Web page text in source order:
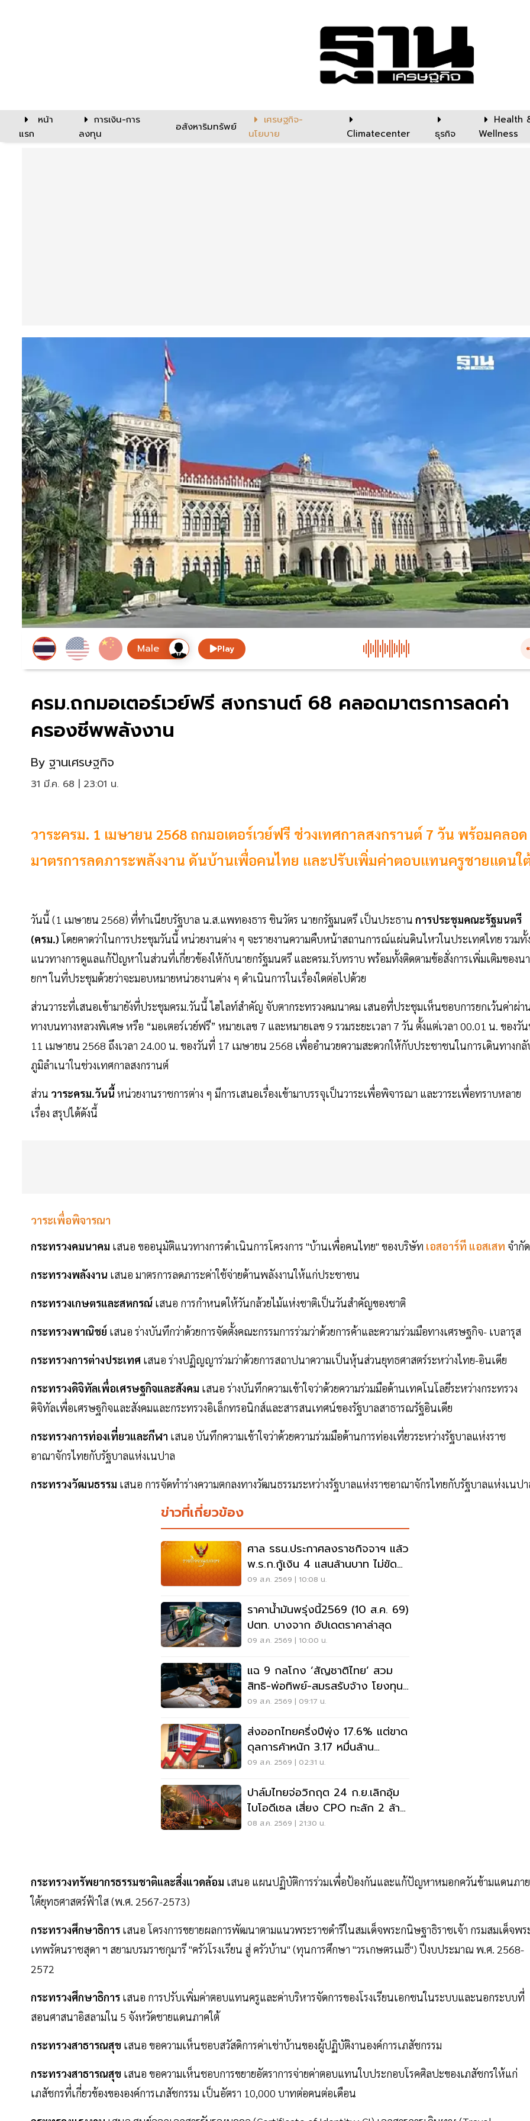
หน้า
แรก
การเงิน-การ
ลงทุน
อสังหาริมทรัพย์
เศรษฐกิจ-
นโยบาย
Climatecenter ธุรกิจ
Health
Wellness
Play
ครม.ถกมอเตอร์เวย์ฟรี สงกรานต์ 68 คลอดมาตรการลดค่า
ครองชีพพลังงาน
By ฐานเศรษฐกิจ
31 มี.ค. 68 | 23:01 น.
วาระครม. 1 เมษายน 2568 ถกมอเตอร์เวย์ฟรี ช่วงเทศกาลสงกรานต์ 7 วัน พร้อมคลอด
มาตรการลดภาระพลังงาน ดันบ้านเพื่อคนไทย และปรับเพิ่มค่าตอบแทนครูชายแดนใ
วันนี้ (1 เมษายน 2568) ที่ทำเนียบรัฐบาล น.ส.แพทองธาร ชินวัตร นายกรัฐมนตรี เป็นประธาน การประชุมคณะรัฐมนตรี
(ครม.)โดยคาดว่าในการประชุมวันนี้ หน่วยงานต่าง ๆ จะรายงานความคืบหน้าสถานการณ์แผ่นดินไหวในประเทศไทย รวมทั้
แนวทางการดูแลแก้ปัญหาในส่วนที่เกี่ยวข้องให้กับนายกรัฐมนตรี และครม.รับทราบ พร้อมทั้งติดตามข้อสั่งการเพิ่มเติมของนา
ยกฯ ในที่ประชุมด้วยว่าจะมอบหมายหน่วยงานต่าง ๆ ดำเนินการในเรื่องใดต่อไปด้วย
ส่วนวาระที่เสนอเข้ามายังที่ประชุมครม.วันนี้ ไฮไลท์สำคัญ จับตากระทรวงคมนาคม เสนอที่ประชุมเห็นชอบการยกเว้นค่าผ่า
ทางบนทางหลวงพิเศษ หรือ “มอเตอร์เวย์ฟรี” หมายเลข 7 และหมายเลข 9 รวมระยะเวลา 7 วัน ตั้งแต่เวลา 00.01 น. ของวั
11 เมษายน 2568 ถึงเวลา 24.00 น. ของวันที่ 17 เมษายน 2568 เพื่ออำนวยความสะดวกให้กับประชาชนในการเดินทางก
ภูมิลำเนาในช่วงเทศกาลสงกรานต์
ส่วน วาระครม.วันนี้ หน่วยงานราชการต่าง ๆ มีการเสนอเรื่องเข้ามาบรรจุเป็นวาระเพื่อพิจารณา และวาระเพื่อทราบหลาย
เรื่อง สรุปได้ดังนี้
วาระเพื่อพิจารณา
กระทรวงคมนาคม เสนอ ขออนุมัติแนวทางการดำเนินการโครงการ "บ้านเพื่อคนไทย" ของบริษัท เอสอาร์ที แอสเสท จำกัด
กระทรวงพลังงาน เสนอ มาตรการลดภาระค่าใช้จ่ายด้านพลังงานให้แก่ประชาชน
กระทรวงเกษตรและสหกรณ์ เสนอ การกำหนดให้วันกล้วยไม้แห่งชาติเป็นวันสำคัญของชาติ
กระทรวงพาณิชย์ เสนอ ร่างบันทึกว่าด้วยการจัดตั้งคณะกรรมการร่วมว่าด้วยการค้าและความร่วมมือทางเศรษฐกิจ- เบลารุส
กระทรวงการต่างประเทศ เสนอ ร่างปฏิญญาร่วมว่าด้วยการสถาปนาความเป็นหุ้นส่วนยุทธศาสตร์ระหว่างไทย-อินเดีย
กระทรวงดิจิทัลเพื่อเศรษฐกิจและสังคม เสนอ ร่างบันทึกความเข้าใจว่าด้วยความร่วมมือด้านเทคโนโลยีระหว่างกระทรวง
ดิจิทัลเพื่อเศรษฐกิจและสังคมและกระทรวงอิเล็กทรอนิกส์และสารสนเทศน์ของรัฐบาลสาธารณรัฐอินเดีย
กระทรวงการท่องเที่ยวและกีฬา เสนอ บันทึกความเข้าใจว่าด้วยความร่วมมือด้านการท่องเที่ยวระหว่างรัฐบาลแห่งราช
อาณาจักรไทยกับรัฐบาลแห่งเนปาล
กระทรวงวัฒนธรรม เสนอ การจัดทำร่างความตกลงทางวัฒนธรรมระหว่างรัฐบาลแห่งราชอาณาจักรไทยกับรัฐบาลแห่งเนป
ข่าวที่เกี่ยวข้อง
ศาล รธน.ประกาศลงราชกิจจาฯ แล้ว
พ.ร.ก.กู้เงิน 4 แสนล้านบาท ไม่ขัด
รัฐธรรมนูญ
09 ส.ค. 2569 | 10:08 น.
ราคาน้ำมันพรุ่งนี้2569 (10 ส.ค. 69)
ปตท. บางจาก อัปเดตราคาล่าสุด
09 ส.ค. 2569 | 10:00 น.
แฉ 9 กลโกง ‘สัญชาติไทย’ สวม
สิทธิ-พ่อทิพย์-สมรสรับจ้าง โยงทุน
สีเทา
09 ส.ค. 2569 | 09:17 น.
ส่งออกไทยครึ่งปีพุ่ง 17.6% แต่ขาด
ดุลการค้าหนัก 3.17 หมื่นล้าน
ดอลลาร์
09 ส.ค. 2569 | 02:31 น.
ปาล์มไทยจ่อวิกฤต 24 ก.ย.เลิกอุ้ม
ไบโอดีเซล เสี่ยง CPO ทะลัก 2 ล้าน
ตัน
08 ส.ค. 2569 | 21:30 น.
กระทรวงทรัพยากรธรรมชาติและสิ่งแวดล้อม เสนอ แผนปฏิบัติการร่วมเพื่อป้องกันและแก้ปัญหาหมอกควันข้ามแดนภาย
ใต้ยุทธศาสตร์ฟ้าใส (พ.ศ. 2567-2573)
กระทรวงศึกษาธิการ เสนอ โครงการขยายผลการพัฒนาตามแนวพระราชดำริในสมเด็จพระกนิษฐาธิราชเจ้า กรมสมเด็จพร
เทพรัตนราชสุดา ฯ สยามบรมราชกุมารี "ครัวโรงเรียน สู่ ครัวบ้าน" (ทุนการศึกษา "วรเกษตรเมธี") ปีงบประมาณ พ.ศ. 2568-
2572
กระทรวงศึกษาธิการ เสนอ การปรับเพิ่มค่าตอบแทนครูและค่าบริหารจัดการของโรงเรียนเอกชนในระบบและนอกระบบที่
สอนศาสนาอิสลามใน 5 จังหวัดชายแดนภาคใต้
กระทรวงสาธารณสุข เสนอ ขอความเห็นชอบสวัสดิการค่าเช่าบ้านของผู้ปฏิบัติงานองค์การเภสัชกรรม
กระทรวงสาธารณสุข เสนอ ขอความเห็นชอบการขยายอัตราการจ่ายค่าตอบแทนใบประกอบโรคศิลปะของเภสัชกรให้แก่
เภสัชกรที่เกี่ยวข้องขององค์การเภสัชกรรม เป็นอัตรา 10,000 บาทต่อคนต่อเดือน